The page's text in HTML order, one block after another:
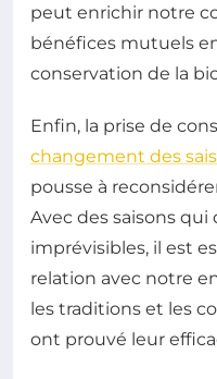
peut enrichir notre
bénéfices mutuels
conservation de la
Enfin, la prise de
changement des
pousse à
Avec des saisons
imprévisibles, il est
relation avec notre
les traditions et les
ont prouvé leur